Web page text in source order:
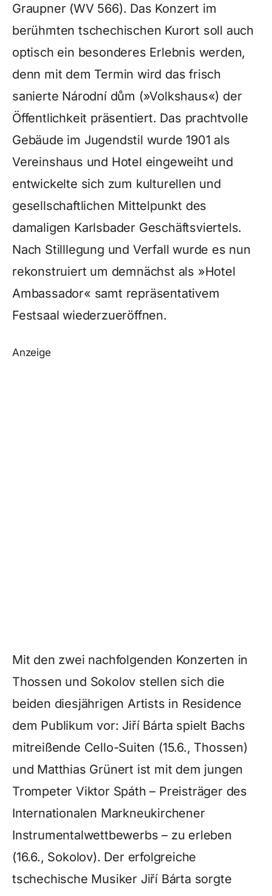
Graupner (WV 566). Das Konzert im
berühmten tschechischen Kurort soll auch
optisch ein besonderes Erlebnis werden,
denn mit dem Termin wird das frisch
sanierte Národní dům (»Volkshaus«) der
Öffentlichkeit präsentiert. Das prachtvolle
Gebäude im Jugendstil wurde 1901 als
Vereinshaus und Hotel eingeweiht und
entwickelte sich zum kulturellen und
gesellschaftlichen Mittelpunkt des
damaligen Karlsbader Geschäftsviertels.
Nach Stilllegung und Verfall wurde es nun
rekonstruiert um demnächst als »Hotel
Ambassador« samt repräsentativem
Festsaal wiederzueröffnen.
Anzeige
Mit den zwei nachfolgenden Konzerten in
Thossen und Sokolov stellen sich die
beiden diesjährigen Artists in Residence
dem Publikum vor: Jiří Bárta spielt Bachs
mitreißende Cello-Suiten (15.6., Thossen)
und Matthias Grünert ist mit dem jungen
Trompeter Viktor Spáth – Preisträger des
Internationalen Markneukirchener
Instrumentalwettbewerbs – zu erleben
(16.6., Sokolov). Der erfolgreiche
tschechische Musiker Jiří Bárta sorgte